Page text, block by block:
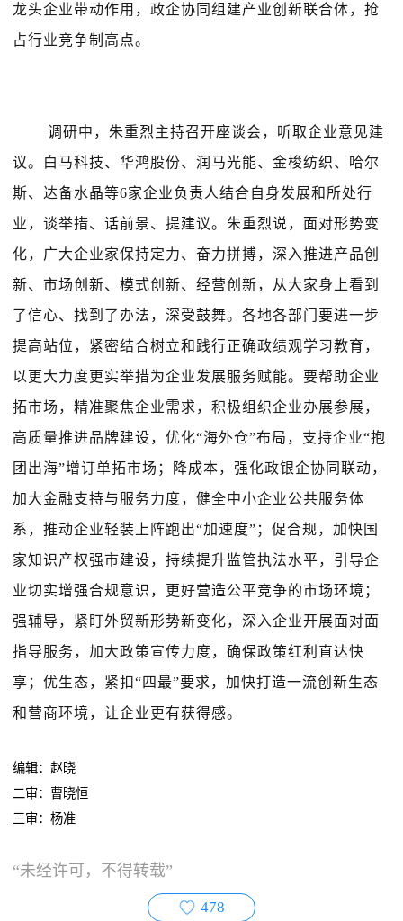
龙头企业带动作用，政企协同组建产业创新联合体，抢
占行业竞争制高点。
调研中，朱重烈主持召开座谈会，听取企业意见建
议。白马科技、华鸿股份、润马光能、金梭纺织、哈尔
斯、达备水晶等6家企业负责人结合自身发展和所处行
业，谈举措、话前景、提建议。朱重烈说，面对形势变
化，广大企业家保持定力、奋力拼搏，深入推进产品创
新、市场创新、模式创新、经营创新，从大家身上看到
了信心、找到了办法，深受鼓舞。各地各部门要进一步
提高站位，紧密结合树立和践行正确政绩观学习教育，
以更大力度更实举措为企业发展服务赋能。要帮助企业
拓市场，精准聚焦企业需求，积极组织企业办展参展，
高质量推进品牌建设，优化“海外仓”布局，支持企业“抱
团出海”增订单拓市场；降成本，强化政银企协同联动，
加大金融支持与服务力度，健全中小企业公共服务体
系，推动企业轻装上阵跑出“加速度”；促合规，加快国
家知识产权强市建设，持续提升监管执法水平，引导企
业切实增强合规意识，更好营造公平竞争的市场环境；
强辅导，紧盯外贸新形势新变化，深入企业开展面对面
指导服务，加大政策宣传力度，确保政策红利直达快
享；优生态，紧扣“四最”要求，加快打造一流创新生态
和营商环境，让企业更有获得感。
编辑：赵晓
二审：曹晓恒
三审：杨准
“未经许可，不得转载”
478